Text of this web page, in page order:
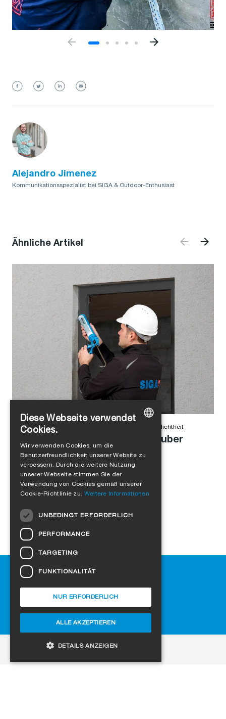
Alejandro Jimenez
Kommunikationsspezialist bei SIGA & Outdoor-Enthusiast
Ähnliche Artikel
Alejandro Jimenez Luftdichtheit
Anschlussfuge einfach und sauber
abdichten
Hilfe
SIGA-Fachhändler finden
Häufig gestellte Fragen
Cookie-Einstellungen
ENGLISH
FRENCH
DANISH
LATVIAN
LITHUANIAN
Diese Webseite verwendet
Cookies.
Wir verwenden Cookies, um die
Benutzerfreundlichkeit unserer Website zu
verbessern. Durch die weitere Nutzung
unserer Webseite stimmen Sie der
Verwendung von Cookies gemäß unserer
Cookie-Richtlinie zu. Weitere Informationen
UNBEDINGT ERFORDERLICH
PERFORMANCE
TARGETING
FUNKTIONALITÄT
ALLE AKZEPTIEREN
NUR ERFORDERLICH
DETAILS ANZEIGEN